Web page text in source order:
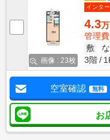
画像 : 23枚
インタ
4.3
管理
敷
3階
空室確認 無料
お